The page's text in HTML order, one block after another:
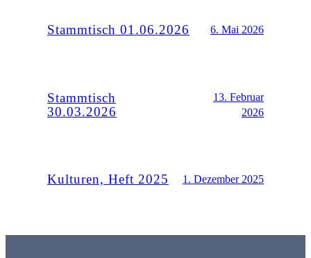
Stammtisch 01.06.2026 6. Mai 2026
Stammtisch
30.03.2026
13. Februar
2026
Kulturen, Heft 2025 1. Dezember 2025